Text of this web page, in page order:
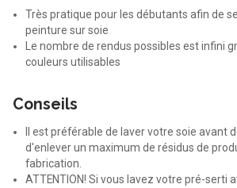
Très pratique pour les débutants afin de
peinture sur soie
Le nombre de rendus possibles est infini
couleurs utilisables
Conseils
Il est préférable de laver votre soie avant
d'enlever un maximum de résidus de
fabrication.
ATTENTION! Si vous lavez votre pré-serti